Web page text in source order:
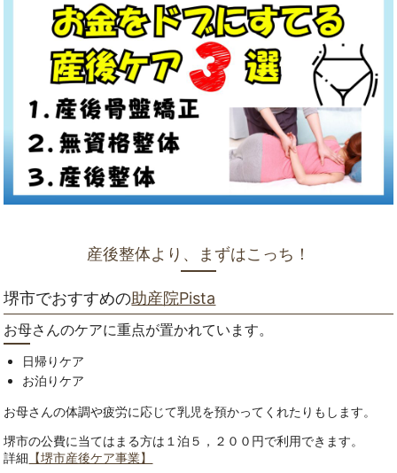
産後整体より、まずはこっち！
堺市でおすすめの助産院Pista
お母さんのケアに重点が置かれています。
日帰りケア
お泊りケア
お母さんの体調や疲労に応じて乳児を預かってくれたりもします。
堺市の公費に当てはまる方は１泊５，２００円で利用できます。
詳細 【堺市産後ケア事業】